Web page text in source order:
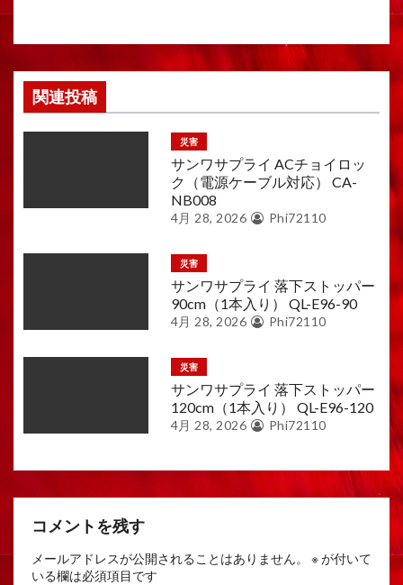
関連投稿
災害
サンワサプライ ACチョイロッ
ク（電源ケーブル対応） CA-
NB008
4月 28, 2026 Phi72110
災害
サンワサプライ 落下ストッパー
90cm（1本入り） QL-E96-90
4月 28, 2026 Phi72110
災害
サンワサプライ 落下ストッパー
120cm（1本入り） QL-E96-120
4月 28, 2026 Phi72110
コメントを残す
メールアドレスが公開されることはありません。 ※が付いて
いる欄は必須項目です